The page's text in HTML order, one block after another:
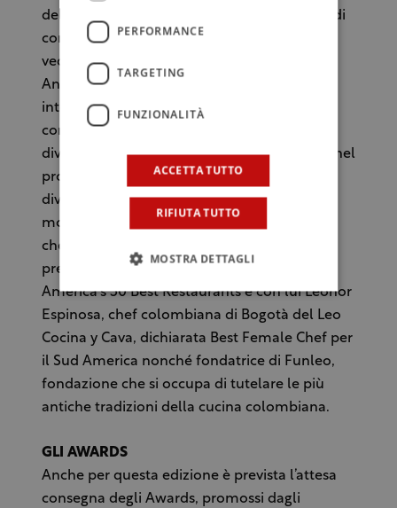
della Fermentazione, antichissimo metodo di
conservazione naturale degli alimenti che
vedrà come protagoniste Valeria Mosca e
Antonia Klugmann. La rosa degli chef
internazionali si ritroverà in Alta Badia per
confrontarsi e condividere con i colleghi le
diverse opinioni sul tema della sostenibilità nel
proprio mestiere, tra piacere e anche tanto
divertimento. Uno chef in particolare sarà
molto atteso: Mitsuharu “Micha” Tsumura, lo
chef del Maido a Lima, appena insignito del
premio come migliore ristorante dei Latin
America's 50 Best Restaurants e con lui Leonor
Espinosa, chef colombiana di Bogotà del Leo
Cocina y Cava, dichiarata Best Female Chef per
il Sud America nonché fondatrice di Funleo,
fondazione che si occupa di tutelare le più
antiche tradizioni della cucina colombiana.
GLI AWARDS
Anche per questa edizione è prevista l’attesa
consegna degli Awards, promossi dagli
PERFORMANCE
TARGETING
FUNZIONALITÀ
ACCETTA TUTTO
RIFIUTA TUTTO
MOSTRA DETTAGLI